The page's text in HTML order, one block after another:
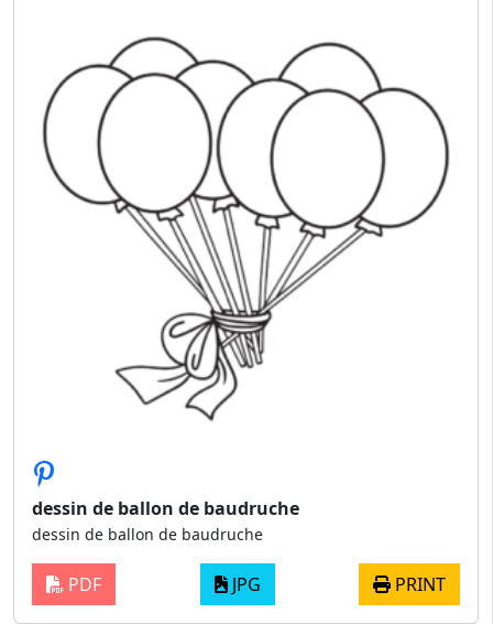
dessin de ballon de baudruche
dessin de ballon de baudruche
PDF JPG PRINT